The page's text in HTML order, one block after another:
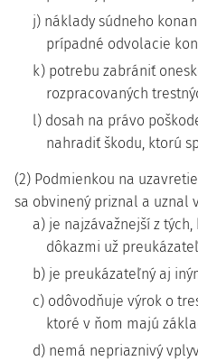
j) náklady súdneho
prípadné odvolacie
k) potrebu zabrániť
rozpracovaných
l) dosah na právo
nahradiť škodu, ktorú
(2) Podmienkou na
sa obvinený priznal a uznal
a) je najzávažnejší z
dôkazmi už
b) je preukázateľný aj
c) odôvodňuje výrok o
ktoré v ňom majú
d) nemá nepriaznivý